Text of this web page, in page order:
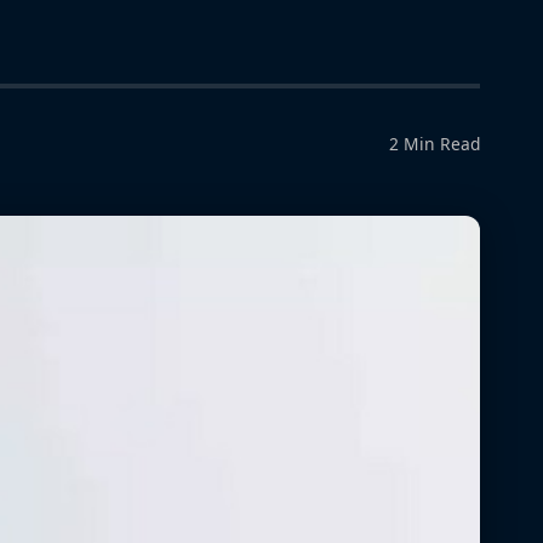
2 Min Read